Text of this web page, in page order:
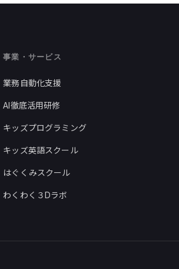
事業・サービス
業務自動化支援
AI徹底活用研修
キッズプログラミング
キッズ英語スクール
はぐくみスクール
わくわく３Dラボ